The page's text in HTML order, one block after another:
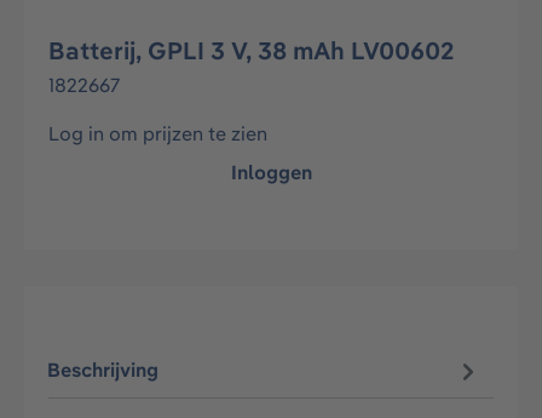
Batterij, GPLI 3 V, 38 mAh LV00602
1822667
Log in om prijzen te zien
Inloggen
Beschrijving